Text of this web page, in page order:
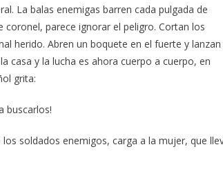
La balas enemigas barren cada pulgada de
parece ignorar el peligro. Cortan los
herido. Abren un boquete en el fuerte y lanzan
casa y la lucha es ahora cuerpo a cuerpo, en
grita:
buscarlos!
soldados enemigos, carga a la mujer, que